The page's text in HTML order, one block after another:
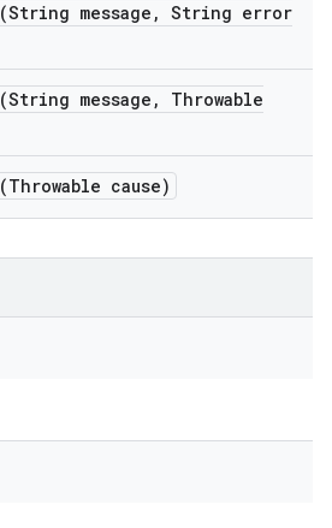
(String message , String error
(String message ,
Throwable
(Throwable cause)